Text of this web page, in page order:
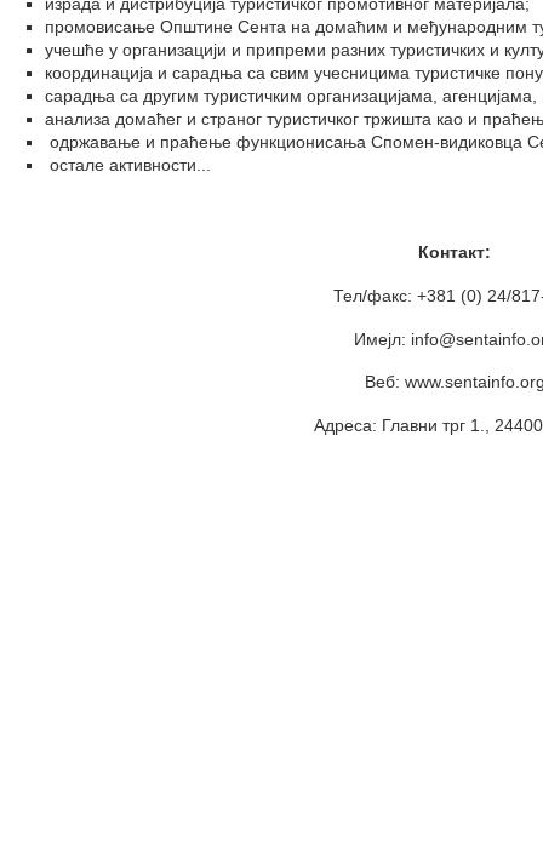
израда и дистрибуција туристичког промотивног материјала;
промовисање Општине Сента на домаћим и међународним
учешће у организацији и припреми разних туристичких и
координација и сарадња са свим учесницима туристичке
сарадња са другим туристичким организацијама,
анализа домаћег и страног туристичког тржишта као и
одржавање и праћење функционисања Спомен-видиковца
остале активности...
Контакт:
Тел/факс: +381 (0) 24/
Имејл:
Веб:
Адреса: Главни трг 1.,